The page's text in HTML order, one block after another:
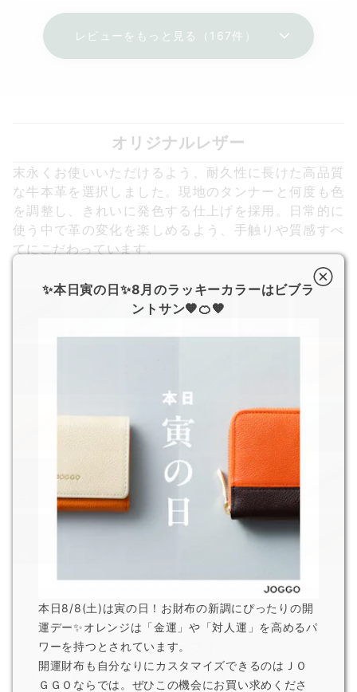
レビューをもっと見る（167件）
オリジナルレザー
末永くお使いいただけるよう、耐久性に長けた高品質
な牛本革を選択しました。現地のタンナーと何度も色
を調整し、きれいに発色する仕上げを採用。日常的に
使う中で革の変化を楽しめるよう、手触りや質感すべ
てにこだわっています。
オリジナルレザーについて
限 限
コンセプト
環境・人に配慮し、次世代により良い地球をつなぐ商品を。ジ
✨本日寅の日✨8月のラッキーカラーはビブラ
ントサン🧡🍊🧡
本日8/8(土)は寅の日！お財布の新調にぴったりの開
運デー✨オレンジは「金運」や「対人運」を高めるパ
ワーを持つとされています。
開運財布も自分なりにカスタマイズできるのはＪＯ
ＧＧＯならでは。ぜひこの機会にお買い求めくださ